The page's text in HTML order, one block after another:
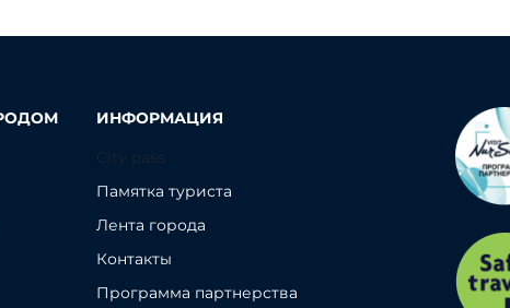
ИНФОРМАЦИЯ
City pass
Памятка туриста
Лента города
Контакты
Программа партнерства